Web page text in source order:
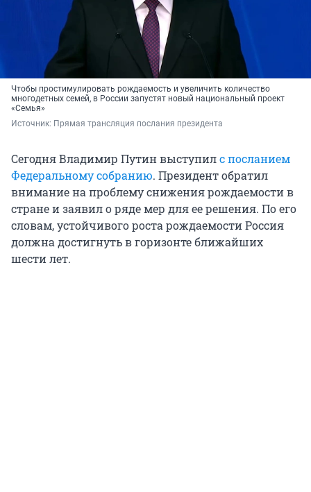
Чтобы простимулировать рождаемость и увеличить количество
многодетных семей, в России запустят новый национальный проект
«Семья»
Источник: Прямая трансляция послания президента
Сегодня Владимир Путин выступилс посланием
Федеральному собранию. Президент обратил
внимание на проблему снижения рождаемости в
стране и заявил о ряде мер для ее решения. По его
словам, устойчивого роста рождаемости Россия
должна достигнуть в горизонте ближайших
шести лет.